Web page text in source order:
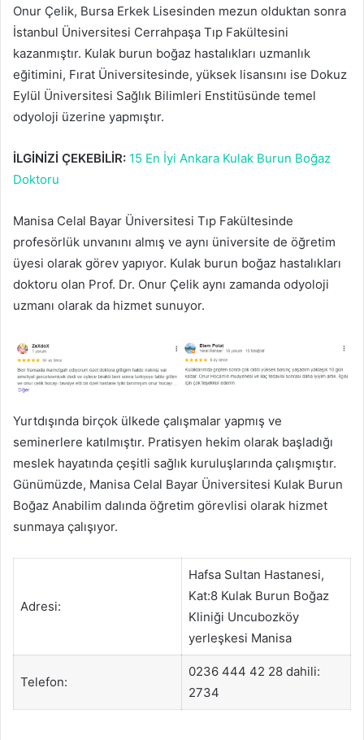
Onur Çelik, Bursa Erkek Lisesinden mezun olduktan sonra
İstanbul Üniversitesi Cerrahpaşa Tıp Fakültesini
kazanmıştır. Kulak burun boğaz hastalıkları uzmanlık
eğitimini, Fırat Üniversitesinde, yüksek lisansını ise Dokuz
Eylül Üniversitesi Sağlık Bilimleri Enstitüsünde temel
odyoloji üzerine yapmıştır.
İLGİNİZİ ÇEKEBİLİR: 15 En İyi Ankara Kulak Burun Boğaz
Doktoru
Manisa Celal Bayar Üniversitesi Tıp Fakültesinde
profesörlük unvanını almış ve aynı üniversite de öğretim
üyesi olarak görev yapıyor. Kulak burun boğaz hastalıkları
doktoru olan Prof. Dr. Onur Çelik aynı zamanda odyoloji
uzmanı olarak da hizmet sunuyor.
Yurtdışında birçok ülkede çalışmalar yapmış ve
seminerlere katılmıştır. Pratisyen hekim olarak başladığı
meslek hayatında çeşitli sağlık kuruluşlarında çalışmıştır.
Günümüzde, Manisa Celal Bayar Üniversitesi Kulak Burun
Boğaz Anabilim dalında öğretim görevlisi olarak hizmet
sunmaya çalışıyor.
Adresi:
Hafsa Sultan Hastanesi,
Kat:8 Kulak Burun Boğaz
Kliniği Uncubozköy
yerleşkesi Manisa
Telefon:
0236 444 42 28 dahili:
2734